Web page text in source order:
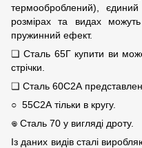
термооброблений),
розмірах та видах
пружинний ефект.
❏ Сталь 65Г купити ви
стрічки.
❏ Сталь 60С2А
○ 55С2А тільки в кругу.
𖦹 Сталь 70 у вигляді дроту.
Із даних видів сталі